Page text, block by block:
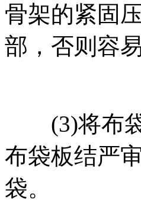
骨架的紧固
部，否则容
(3)将布袋
布袋板结严
袋。